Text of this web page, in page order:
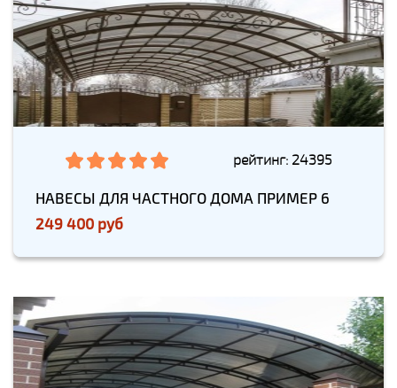
рейтинг: 24395
НАВЕСЫ ДЛЯ ЧАСТНОГО ДОМА ПРИМЕР 6
249 400 руб